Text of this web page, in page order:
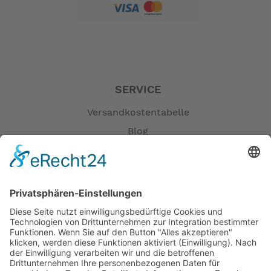
120 Kg
gehören nicht zum Leistungsumfang. --
SERVICE
Versandkostentabelle
Blog
Öffnungszeiten
Versandpartner
Verfügbarkeiten
Zahlung und Versand